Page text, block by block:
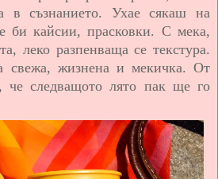
в съзнанието. Ухае сякаш на
би кайсии, прасковки. С мека,
леко разпенваща се текстура.
свежа, жизнена и мекичка. От
че следващото лято пак ще го